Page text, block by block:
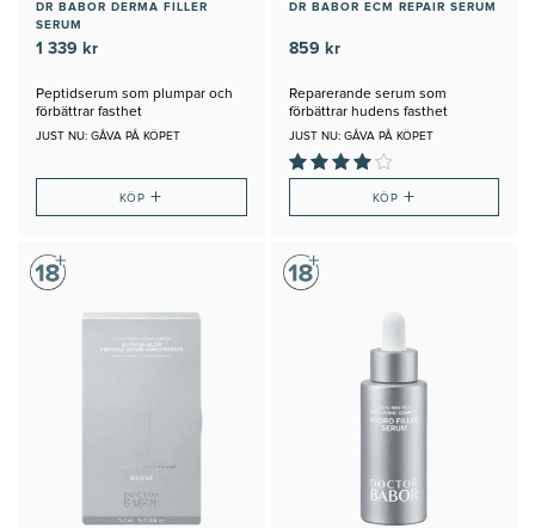
DR BABOR DERMA FILLER
SERUM
1 339 kr
Peptidserum som plumpar och
förbättrar fasthet
JUST NU: GÅVA PÅ KÖPET
KÖP+
DR BABOR ECM REPAIR SERUM
859 kr
Reparerande serum som
förbättrar hudens fasthet
JUST NU: GÅVA PÅ KÖPET
KÖP +